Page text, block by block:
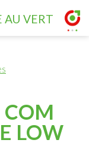
AU VERT
COM
LOW